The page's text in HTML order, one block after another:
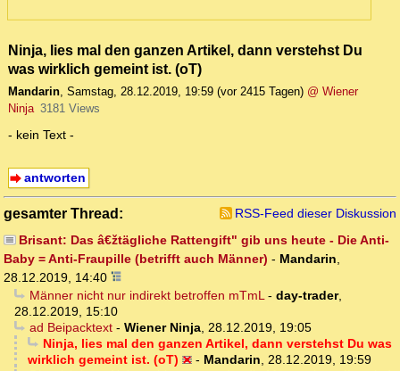
Ninja, lies mal den ganzen Artikel, dann verstehst Du
was wirklich gemeint ist. (oT)
Mandarin Samstag, 28.12.2019, 19:59 (vor 2415 Tagen) @ Wiener
Ninja 3181 Views
- kein Text -
antworten
gesamter Thread:
RSS-Feed dieser Diskussion
Brisant: Das â€žtägliche Rattengift" gib uns heute - Die Anti-
Baby = Anti-Fraupille (betrifft auch Männer) - Mandarin
28.12.2019, 14:40
Männer nicht nur indirekt betroffen mTmL - day-trader,
28.12.2019, 15:10
ad Beipacktext- Wiener Ninja, 28.12.2019, 19:05
Ninja, lies mal den ganzen Artikel, dann verstehst Du was
wirklich gemeint ist. (oT)
- Mandarin
28.12.2019, 19:59